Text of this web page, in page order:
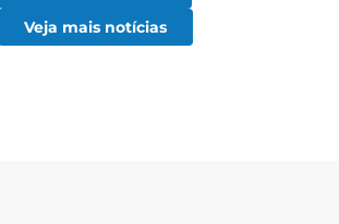
Veja mais notícias